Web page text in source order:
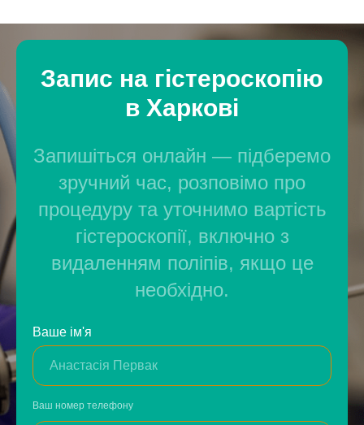
Запис на гістероскопію
в Харкові
Запишіться онлайн — підберемо
зручний час, розповімо про
процедуру та уточнимо вартість
гістероскопії, включно з
видаленням поліпів, якщо це
необхідно.
Ваше ім'я
Ваш номер телефону